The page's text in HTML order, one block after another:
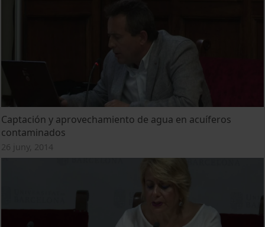
Captación y aprovechamiento de agua en acuíferos
contaminados
26 juny, 2014